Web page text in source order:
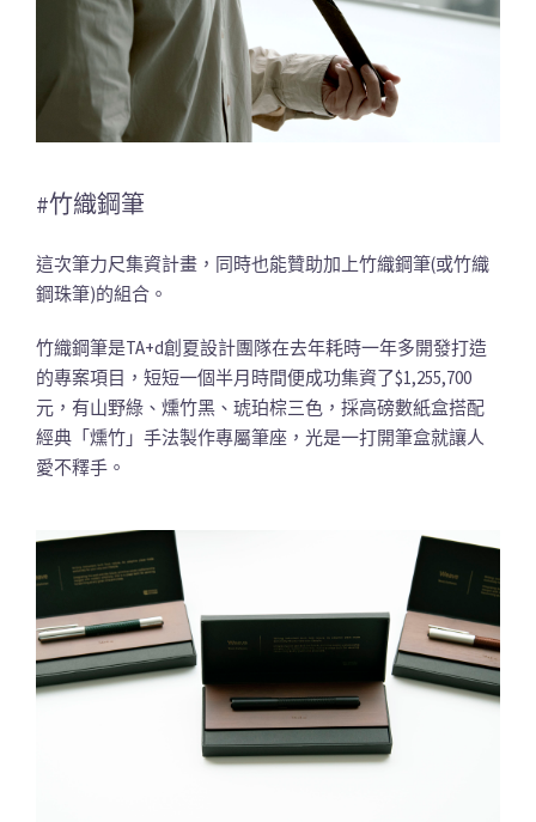
#竹織鋼筆
這次筆力尺集資計畫，同時也能贊助加上竹織鋼筆(或竹織
鋼珠筆)的組合。
竹織鋼筆是TA+d創夏設計團隊在去年耗時一年多開發打造
的專案項目，短短一個半月時間便成功集資了$1,255,700
元，有山野綠、燻竹黑、琥珀棕三色，採高磅數紙盒搭配
經典「燻竹」手法製作專屬筆座，光是一打開筆盒就讓人
愛不釋手。